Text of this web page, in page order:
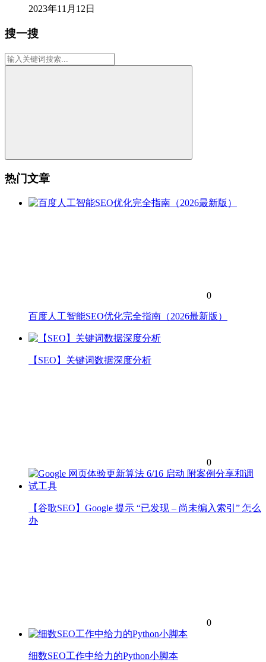
2023年11月12日
搜一搜
热门文章
0
百度人工智能SEO优化完全指南（2026最新版）
【SEO】关键词数据深度分析
0
【谷歌SEO】Google 提示 “已发现 – 尚未编入索引” 怎么
办
0
细数SEO工作中给力的Python小脚本